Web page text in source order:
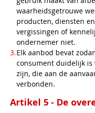
waarheidsgetrouwe
producten, diensten
vergissingen of
ondernemer niet.
Elk aanbod bevat
consument duidelijk
zijn, die aan de
verbonden.
Artikel 5 - De